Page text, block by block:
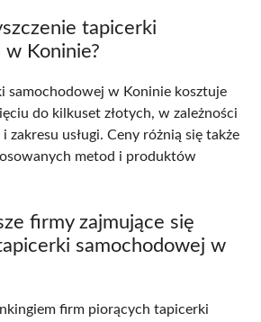
tapicerki
Koninie?
samochodowej w Koninie kosztuje
do kilkuset złotych, w zależności
zakresu usługi. Ceny różnią się także
metod i produktów
firmy zajmujące się
samochodowej w
firm piorących tapicerki